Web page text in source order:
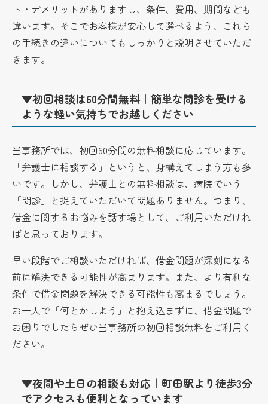
ト・デメリットがありますし、条件、費用、期間なども
違います。そこでお客様が安心して選べるよう、これら
の手続きの違いについてもしっかりと説明させていただ
きます。
▼初回相談は60分間無料｜簡単な問診を受ける
ような軽い気持ちでお越しください
当事務所では、初回60分間の無料相談に応じています。
「弁護士に相談する」というと、身構えてしまう方も多
いです。しかし、弁護士との無料相談は、病院でいう
「問診」と捉えていただいて問題ありません。つまり、
借金に関するお悩みを話す場として、ご利用いただけれ
ばと思っております。
早い段階でご相談いただければ、借金問題が深刻になる
前に解決できる可能性が高まります。また、より有利な
条件で借金問題を解決できる可能性も高まるでしょう。
お一人で「何とかしよう」と抱え込まずに、借金問題で
お困りでしたらぜひ当事務所の初回相談無料をご利用く
ださい。
▼夜間や土日の相談も対応｜町田駅より徒歩3分
でアクセスも便利となっています